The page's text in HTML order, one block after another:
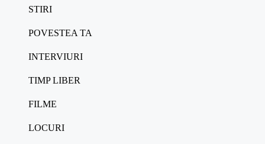
STIRI
POVESTEA TA
INTERVIURI
TIMP LIBER
FILME
LOCURI